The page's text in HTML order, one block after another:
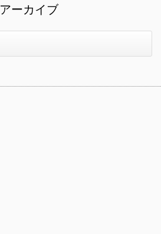
アーカイブ